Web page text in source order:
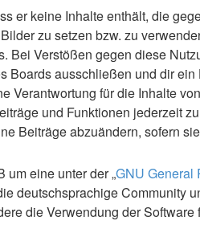
er keine Inhalte enthält, die
zu setzen bzw. zu
Bei Verstößen gegen diese
Boards ausschließen und dir ein
Verantwortung für die Inhalte
und Funktionen jederzeit
Beiträge abzuändern, sofern
um eine unter der „GNU General
deutschsprachige
die Verwendung der